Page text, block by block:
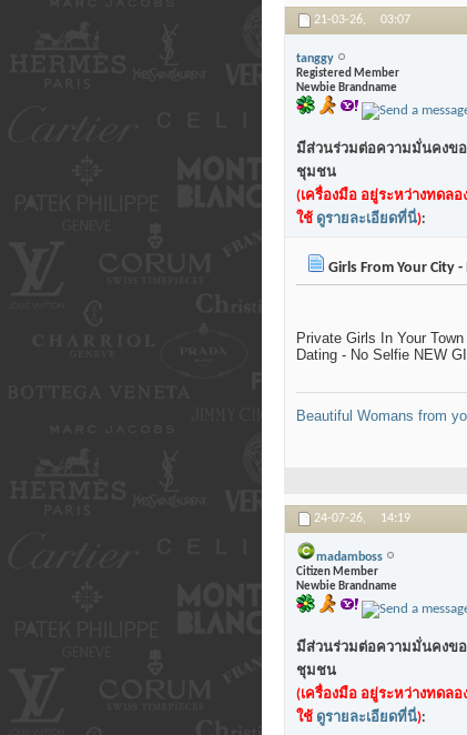
21-03-26, 03:07
tanggy
Registered Member
Newbie Brandname
มีส่วนร่วมต่อความมั่นคงขอ
ชุมชน
(เครื่องมือ อยู่ระหว่างทดลอ
ใช้ ดูรายละเอียดที่นี่):
Girls From Your City
Private Girls In Your
Dating - No Selfie NEW
Beautiful Womans from
24-07-26, 14:19
madamboss
Citizen Member
Newbie Brandname
มีส่วนร่วมต่อความมั่นคงขอ
ชุมชน
(เครื่องมือ อยู่ระหว่างทดลอ
ใช้ ดูรายละเอียดที่นี่):